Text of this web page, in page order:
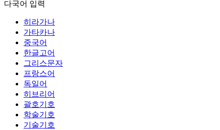
다국어 입력
히라가나
가타카나
중국어
한글고어
그리스문자
프랑스어
독일어
히브리어
괄호기호
학술기호
기술기호